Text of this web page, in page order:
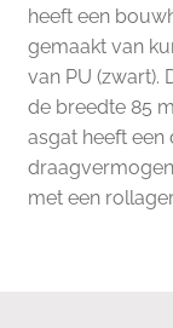
heeft een
gemaakt van
van PU (zwart).
de breedte 85
asgat heeft een
met een